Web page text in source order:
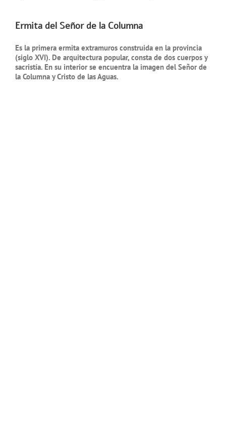
Ermita del Señor de la Columna
Es la primera ermita extramuros construida en la provincia
(siglo XVI). De arquitectura popular, consta de dos cuerpos y
sacristía. En su interior se encuentra la imagen del Señor de
la Columna y Cristo de las Aguas.